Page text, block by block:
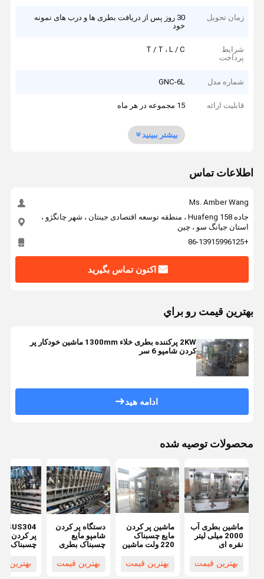
زمان تحویل
30 روز پس از دریافت بطری ها و درب های نمونه
خود
شرایط
پرداخت
T / T ، L / C
شماره مدل GNC-6L
قابلیت ارائه 15 مجموعه در هر ماه
بیشتر ببینید
اطلاعات تماس
Ms. Amber Wang
جاده 158 Huafeng ، منطقه توسعه اقتصادی جینتان ، شهر چانگژو ،
استان جیانگ سو ، چین
+86-13915996125
اکنون تماس بگیرید
بهترين قيمت رو براي
2KW پرکننده بطری خلاء 1300mm ماشین خودکار پر
کردن شامپو 6 سر
ادامه هید
محصولات توصیه شده
ماشین بطری آب
2000 میلی لیتر
نقره ای
SUS316L
ماشین پر کردن
بهترین قیمت
ماشین پر کردن
مایع چسبناک
220 ولت ماشین
اتوماتیک 2000
میلی متری
بهترین قیمت
دستگاه پر کردن
شامپو مایع
چسبناک بطری
PLC نقره ای
خاکستری
بهترین قیمت
پر کردن
کردن
شامپو
بهترین